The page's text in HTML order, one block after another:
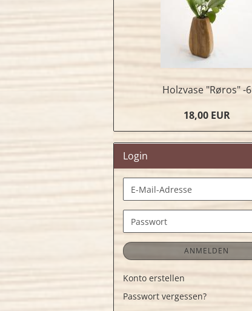
Holzvase "Røros" -6
18,00 EUR
Login
E-
Mail-
Adresse
Passwort
ANMELDEN
Konto erstellen
Passwort vergessen?